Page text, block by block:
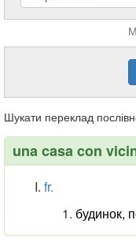
Шукати переклад
una casa con
fr.
будинок,